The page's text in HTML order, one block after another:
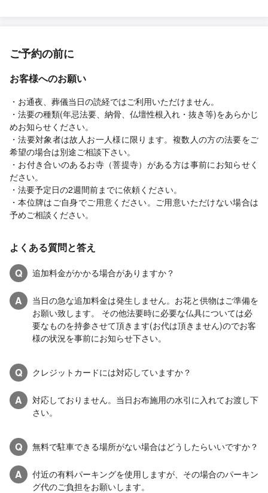
ご予約の前に
お客様へのお願い
・お通夜、葬儀当日の読経ではご利用いただけません。
・法要の種類(年忌法要、納骨、仏壇性根入れ・抜き等)をあらかじ
めお知らせください。
・法要対象者は故人お一人様に限ります。複数人の方の法要をご
希望の場合は別途ご相談下さい。
・お付き合いのあるお寺（菩提寺）がある方は事前にお知らせく
ださい。
・法要予定日の2週間前までに依頼ください。
・本位牌はご自身でご用意ください。ご用意いただけない場合は
予めご相談ください。
よくある質問と答え
Q
追加料金がかかる場合がありますか？
A
当日の急な追加料金は発生しません。お花と供物はご準備を
お願い致します。 その他法要時に必要な仏具については必
要なものを持参させて頂きます(お代は頂きません)のでお客
様の状況を事前にお知らせ下さい。
Q クレジットカードには対応していますか？
A
対応しておりません。当日お布施用の水引に入れてお渡し下
さい。
Q 無料で駐車できる場所がない場合はどうしたらいいですか？
A
付近の有料パーキングを使用しますが、その場合のパーキン
グ代のご負担をお願いします。